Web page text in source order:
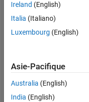
CONTRIBUTIONS
0
4
6
Ireland (English)
Italia (Italiano)
Luxembourg (English)
Asie-Pacifique
Australia (English)
India (English)